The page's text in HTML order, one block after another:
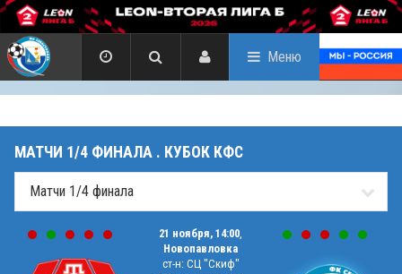
Меню
МАТЧИ 1/4 ФИНАЛА . КУБОК КФС
21 ноября, 14:00
Новопавловка
ст-н: СЦ "Скиф"